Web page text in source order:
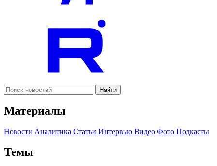
Найти
Материалы
Новости Аналитика Статьи Интервью Видео Фото Подкасты
Темы